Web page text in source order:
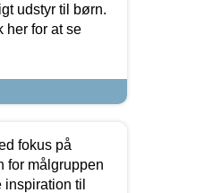
udstyr til børn.
her for at se
fokus på
for målgruppen
til